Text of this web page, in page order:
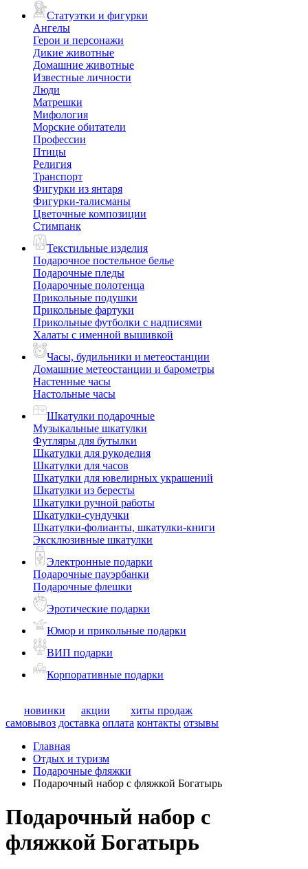
Статуэтки и фигурки
Ангелы
Герои и персонажи
Дикие животные
Домашние животные
Известные личности
Люди
Матрешки
Мифология
Морские обитатели
Профессии
Птицы
Религия
Транспорт
Фигурки из янтаря
Фигурки-талисманы
Цветочные композиции
Стимпанк
Текстильные изделия
Подарочное постельное белье
Подарочные пледы
Подарочные полотенца
Прикольные подушки
Прикольные фартуки
Прикольные футболки с надписями
Халаты с именной вышивкой
Часы, будильники и метеостанции
Домашние метеостанции и барометры
Настенные часы
Настольные часы
Шкатулки подарочные
Музыкальные шкатулки
Футляры для бутылки
Шкатулки для рукоделия
Шкатулки для часов
Шкатулки для ювелирных украшений
Шкатулки из бересты
Шкатулки ручной работы
Шкатулки-сундучки
Шкатулки-фолианты, шкатулки-книги
Эксклюзивные шкатулки
Электронные подарки
Подарочные пауэрбанки
Подарочные флешки
Эротические подарки
Юмор и прикольные подарки
ВИП подарки
Корпоративные подарки
новинки акции
хиты продаж
самовывоз доставка оплата контакты отзывы
Главная
Отдых и туризм
Подарочные фляжки
Подарочный набор с фляжкой Богатырь
Подарочный набор с
фляжкой Богатырь